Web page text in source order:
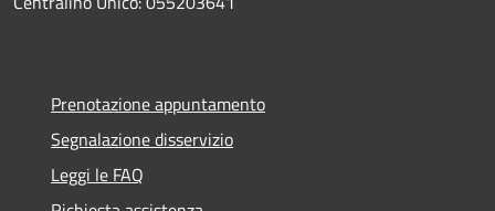
Prenotazione appuntamento
Segnalazione disservizio
Leggi le FAQ